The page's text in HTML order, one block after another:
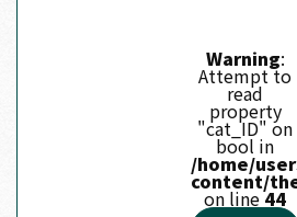
Warning:
Attempt to
read
property
"cat_ID" on
bool in
/home/
content/
on line44